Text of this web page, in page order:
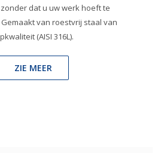
dat u uw werk hoeft te
van roestvrij staal van
(AISI 316L).
ZIE MEER